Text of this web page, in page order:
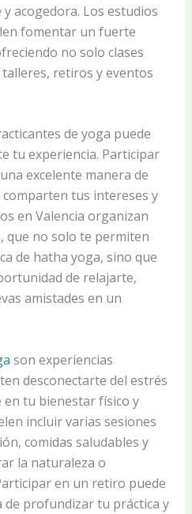
acogedora. Los estudios
fomentar un fuerte
no solo clases
retiros y eventos
de yoga puede
tu experiencia. Participar
excelente manera de
tus intereses y
en Valencia organizan
que no solo te permiten
de hatha yoga, sino que
de relajarte,
amistades en un
son experiencias
desconectarte del estrés
tu bienestar físico y
incluir varias sesiones
comidas saludables y
la naturaleza o
en un retiro puede
profundizar tu práctica y